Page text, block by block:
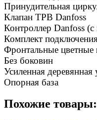
Принудительная
Клапан ТРВ Danfoss
Контроллер Danfoss
Комплект
Фронтальные цветные
Без боковин
Усиленная деревянная
Опорная база
Похожие товары: